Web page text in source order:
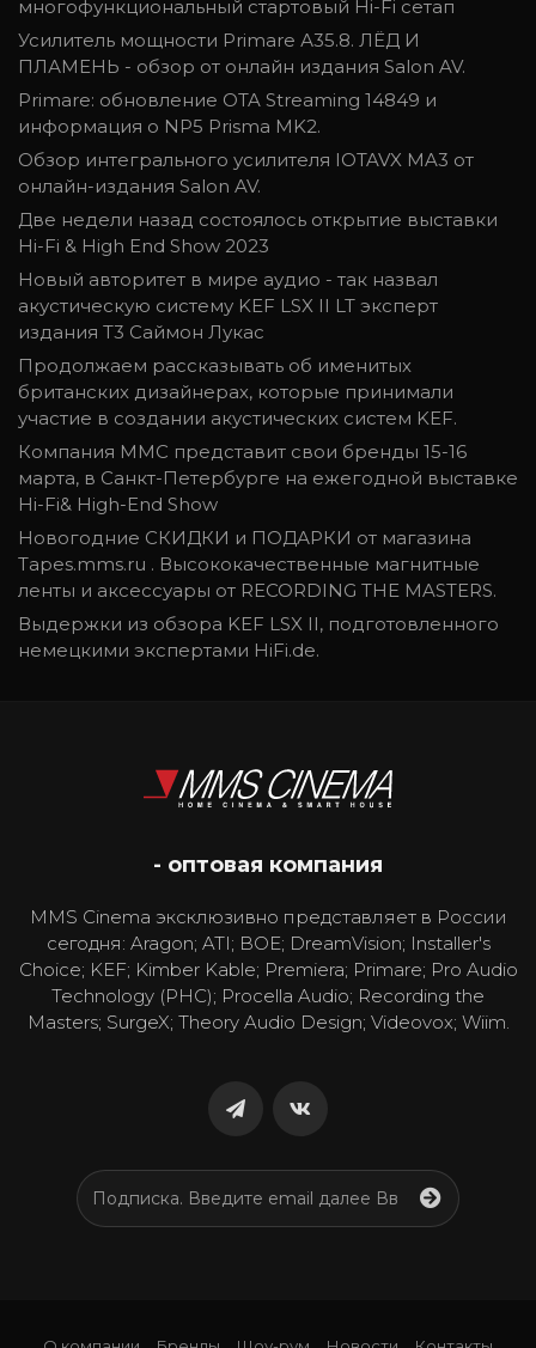
многофункциональный стартовый Hi-Fi сетап
Усилитель мощности Primare А35.8. ЛЁД И
ПЛАМЕНЬ - обзор от онлайн издания Salon AV.
Primare: обновление OTA Streaming 14849 и
информация о NP5 Prisma MK2.
Обзор интегрального усилителя IOTAVX MA3 от
онлайн-издания Salon AV.
Две недели назад состоялось открытие выставки
Hi-Fi & High End Show 2023
Новый авторитет в мире аудио - так назвал
акустическую систему KEF LSX II LT эксперт
издания T3 Саймон Лукас
Продолжаем рассказывать об именитых
британских дизайнерах, которые принимали
участие в создании акустических систем KEF.
Компания ММС представит свои бренды 15-16
марта, в Санкт-Петербурге на ежегодной выставке
Hi-Fi& High-End Show
Новогодние СКИДКИ и ПОДАРКИ от магазина
Tapes.mms.ru . Высококачественные магнитные
ленты и аксессуары от RECORDING THE MASTERS.
Выдержки из обзора KEF LSX II, подготовленного
немецкими экспертами HiFi.de.
- оптовая компания
MMS Cinema эксклюзивно представляет в России
сегодня: Aragon; ATI; BOE; DreamVision; Installer's
Choice; KEF; Kimber Kable; Premiera; Primare; Pro Audio
Technology (PHC); Procella Audio; Recording the
Masters; SurgeX; Theory Audio Design; Videovox; Wiim.